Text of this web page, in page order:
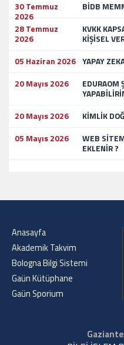
30 Temmuz
2026
BİDB
28 Temmuz
2026
KVKK
KİŞİSEL
05 Haziran 2026 YAPAY
20 Mayıs 2026
EDURAOM
20 Mayıs 2026
KİMLİK
05 Mayıs 2026
WEB
EKLENİR ?
Anasayfa
Akademik Takvim
Bologna Bilgi Sistemi
Gaün Kütüphane
Gaün Sporium